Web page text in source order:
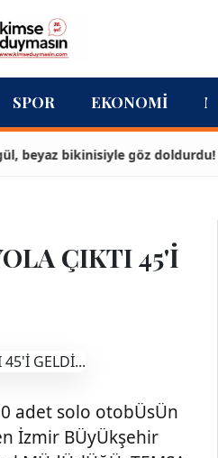
SPOR EKONOMI
bikinisiyle göz doldurdu!
ÇIKTI 45'İ
adet solo otobÜsÜn
İzmir BÜyÜkşehir